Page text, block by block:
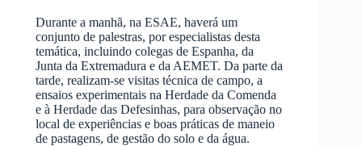
Durante a manhã, na ESAE, haverá um
conjunto de palestras, por especialistas desta
temática, incluindo colegas de Espanha, da
Junta da Extremadura e da AEMET. Da parte da
tarde, realizam-se visitas técnica de campo, a
ensaios experimentais na Herdade da Comenda
e à Herdade das Defesinhas, para observação no
local de experiências e boas práticas de maneio
de pastagens, de gestão do solo e da água.